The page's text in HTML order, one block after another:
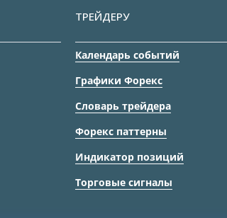
ТРЕЙДЕРУ
Календарь событий
Графики Форекс
Словарь трейдера
Форекс паттерны
Индикатор позиций
Торговые сигналы